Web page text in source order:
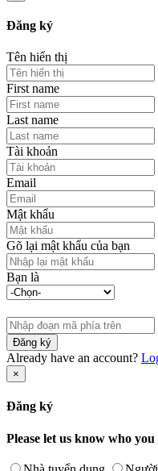
Đăng ký
Tên hiển thị
First name
Last name
Tài khoản
Email
Mật khẩu
Gõ lại mật khẩu của bạn
Bạn là
Đăng ký
Already have an account?
×
Đăng ký
Please let us know who